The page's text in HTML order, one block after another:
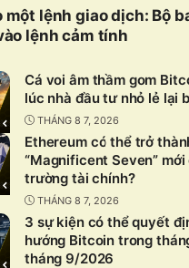
một lệnh giao dịch: Bộ
lệnh cảm tính
Cá voi âm thầm gom
lúc nhà đầu tư nhỏ lẻ lại
THÁNG 8 7, 2026
Ethereum có thể trở
“Magnificent Seven”
trường tài chính?
THÁNG 8 7, 2026
3 sự kiện có thể quyết
hướng Bitcoin trong
tháng 9/2026